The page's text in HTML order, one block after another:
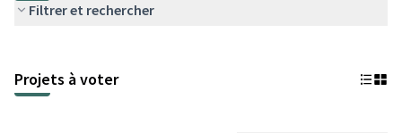
Filtrer et rechercher
Projets à voter